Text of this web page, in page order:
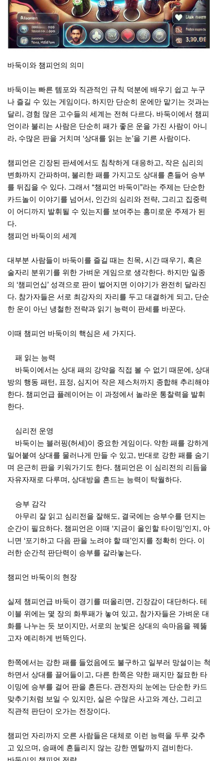
바둑이와 챔피언의 의미
바둑이는 빠른 템포와 직관적인 규칙 덕분에 배우기 쉽고 누구
나 즐길 수 있는 게임이다. 하지만 단순히 운에만 맡기는 것과는
달리, 경험 많은 고수들의 세계는 전혀 다르다. 바둑이에서 챔피
언이라 불리는 사람은 단순히 패가 좋은 운을 가진 사람이 아니
라, 수많은 판을 거치며 ‘상대를 읽는 눈’을 기른 사람이다.
챔피언은 긴장된 판세에서도 침착하게 대응하고, 작은 심리의
변화까지 간파하며, 불리한 패를 가지고도 상대를 흔들어 승부
를 뒤집을 수 있다. 그래서 “챔피언 바둑이”라는 주제는 단순한
카드놀이 이야기를 넘어서, 인간의 심리와 전략, 그리고 집중력
이 어디까지 발휘될 수 있는지를 보여주는 흥미로운 주제가 된
다.
챔피언 바둑이의 세계
대부분 사람들이 바둑이를 즐길 때는 친목, 시간 때우기, 혹은
술자리 분위기를 위한 가벼운 게임으로 생각한다. 하지만 일종
의 ‘챔피언십’ 성격으로 판이 벌어지면 이야기가 완전히 달라진
다. 참가자들은 서로 최강자의 자리를 두고 대결하게 되고, 단순
한 운이 아닌 냉철한 전략과 읽기 능력이 판세를 바꾼다.
이때 챔피언 바둑이의 핵심은 세 가지다.
패 읽는 능력
바둑이에서는 상대 패의 강약을 직접 볼 수 없기 때문에, 상대
방의 행동 패턴, 표정, 심지어 작은 제스처까지 종합해 추리해야
한다. 챔피언급 플레이어는 이 과정에서 놀라운 통찰력을 발휘
한다.
심리전 운영
바둑이는 블러핑(허세)이 중요한 게임이다. 약한 패를 강하게
밀어붙여 상대를 물러나게 만들 수 있고, 반대로 강한 패를 숨기
며 은근히 판을 키워가기도 한다. 챔피언은 이 심리전의 리듬을
자유자재로 다루며, 상대방을 흔드는 능력이 탁월하다.
승부 감각
아무리 잘 읽고 심리전을 잘해도, 결국에는 승부수를 던지는
순간이 필요하다. 챔피언은 이때 ‘지금이 올인할 타이밍’인지, 아
니면 ‘포기하고 다음 판을 노려야 할 때’인지를 정확히 안다. 이
러한 순간적 판단력이 승부를 갈라놓는다.
챔피언 바둑이의 현장
실제 챔피언급 바둑이 경기를 떠올리면, 긴장감이 대단하다. 테
이블 위에는 몇 장의 화투패가 놓여 있고, 참가자들은 가벼운 대
화를 나누는 듯 보이지만, 서로의 눈빛은 상대의 속마음을 꿰뚫
고자 예리하게 번뜩인다.
한쪽에서는 강한 패를 들었음에도 불구하고 일부러 망설이는 척
하면서 상대를 끌어들이고, 다른 한쪽은 약한 패지만 절묘한 타
이밍에 승부를 걸어 판을 흔든다. 관전자의 눈에는 단순한 카드
맞추기처럼 보일 수 있지만, 실은 수많은 사고와 계산, 그리고
직관적 판단이 오가는 전장이다.
챔피언 자리까지 오른 사람들은 대체로 이런 능력을 두루 갖추
고 있으며, 승패에 흔들리지 않는 강한 멘탈까지 겸비한다.